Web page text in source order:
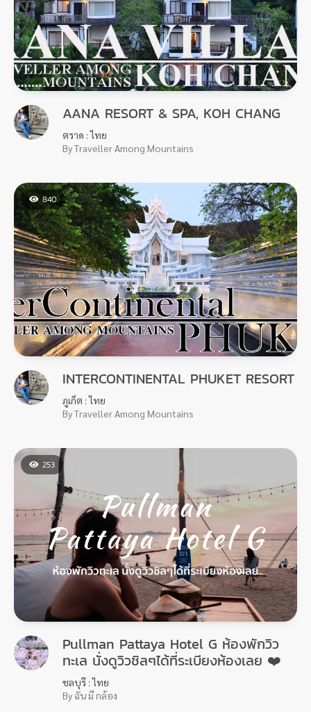
AANA RESORT & SPA, KOH CHANG
ตราด : ไทย
By Traveller Among Mountains
840
INTERCONTINENTAL PHUKET RESORT
ภูเก็ต : ไทย
By Traveller Among Mountains
253
Pullman Pattaya Hotel G ห้องพักวิว
ทะเล นั่งดูวิวชิลๆได้ที่ระเบียงห้องเลย ❤️
ชลบุรี : ไทย
By ฉัน มี กล้อง